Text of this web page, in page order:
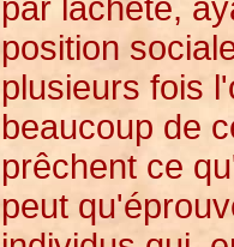
par lâcheté,
position
plusieurs fois
beaucoup de
prêchent ce
peut